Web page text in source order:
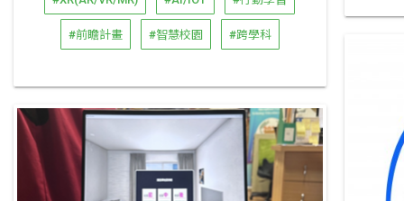
#前瞻計畫 #智慧校園 #跨學科